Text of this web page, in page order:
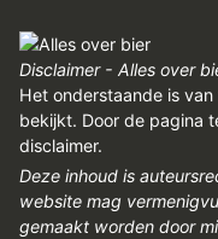
Disclaimer - Alles over
Het onderstaande is
bekijkt. Door de pagina
disclaimer.
Deze inhoud is
website mag
gemaakt worden door